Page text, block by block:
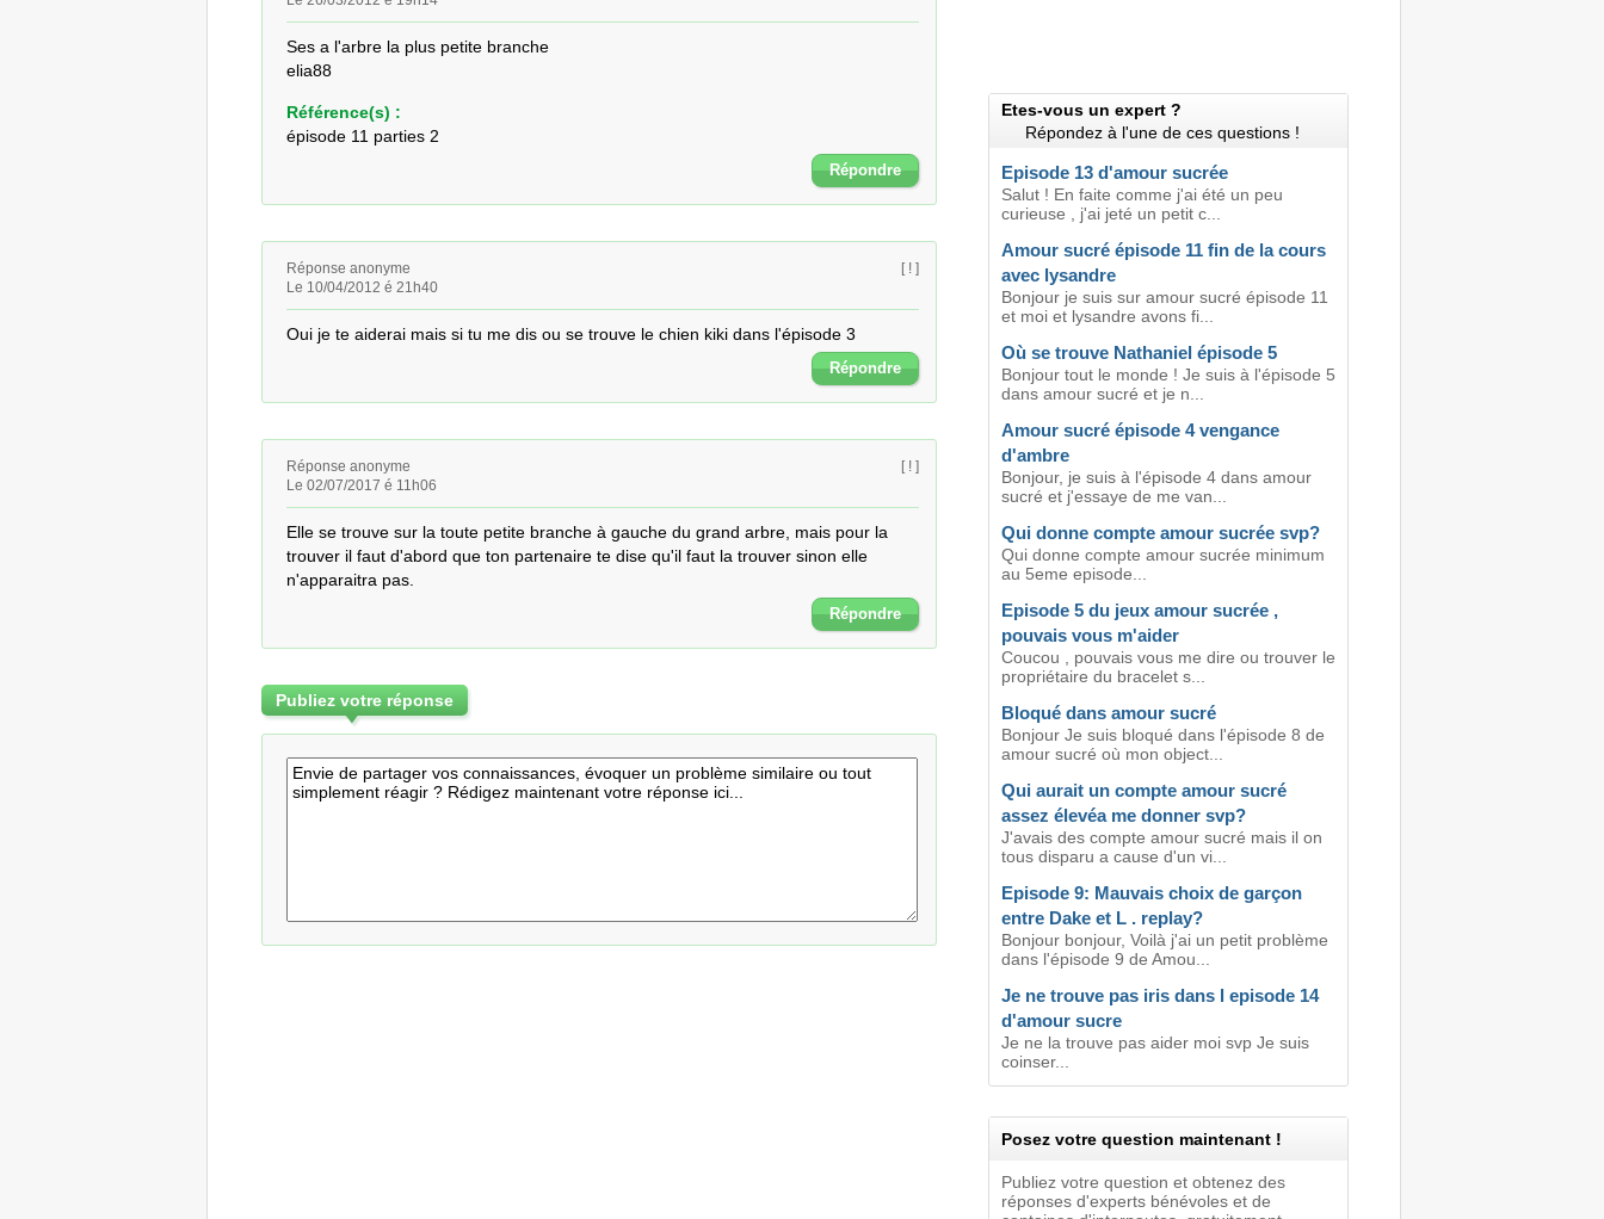
Ses a l'arbre la plus petite branche
elia88
Référence(s) :
épisode 11 parties 2
Répondre
Réponse anonyme
Le 10/04/2012 é 21h40
[ ! ]
Oui je te aiderai mais si tu me dis ou se trouve le chien kiki dans l'épisode 3
Répondre
Réponse anonyme
Le 02/07/2017 é 11h06
[ ! ]
Elle se trouve sur la toute petite branche à gauche du grand arbre, mais pour la
trouver il faut d'abord que ton partenaire te dise qu'il faut la trouver sinon elle
n'apparaitra pas.
Répondre
Publiez votre réponse
Etes-vous un expert ?
Répondez à l'une de ces questions !
Episode 13 d'amour sucrée
Salut ! En faite comme j'ai été un peu
curieuse , j'ai jeté un petit c...
Amour sucré épisode 11 fin de la cours
avec lysandre
Bonjour je suis sur amour sucré épisode 11
et moi et lysandre avons fi...
Où se trouve Nathaniel épisode 5
Bonjour tout le monde ! Je suis à l'épisode 5
dans amour sucré et je n...
Amour sucré épisode 4 vengance
d'ambre
Bonjour, je suis à l'épisode 4 dans amour
sucré et j'essaye de me van...
Qui donne compte amour sucrée svp?
Qui donne compte amour sucrée minimum
au 5eme episode...
Episode 5 du jeux amour sucrée ,
pouvais vous m'aider
Coucou , pouvais vous me dire ou trouver le
propriétaire du bracelet s...
Bloqué dans amour sucré
Bonjour Je suis bloqué dans l'épisode 8 de
amour sucré où mon object...
Qui aurait un compte amour sucré
assez élevéa me donner svp?
J'avais des compte amour sucré mais il on
tous disparu a cause d'un vi...
Episode 9: Mauvais choix de garçon
entre Dake et L . replay?
Bonjour bonjour, Voilà j'ai un petit problème
dans l'épisode 9 de Amou...
Je ne trouve pas iris dans l episode 14
d'amour sucre
Je ne la trouve pas aider moi svp Je suis
coinser...
Posez votre question maintenant !
Publiez votre question et obtenez des
réponses d'experts bénévoles et de